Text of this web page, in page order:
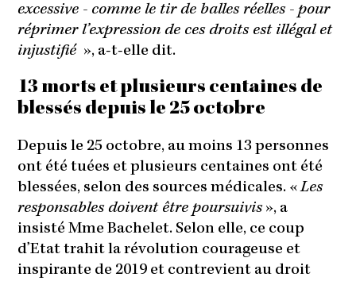
excessive - comme le tir de balles réelles - pour
réprimer l’expression de ces droits est illégal et
injustifié », a-t-elle dit.
13 morts et plusieurs centaines de
blessés depuis le 25 octobre
Depuis le 25 octobre, au moins 13 personnes
ont été tuées et plusieurs centaines ont été
blessées, selon des sources médicales. «Les
responsables doivent être poursuivis», a
insisté Mme Bachelet. Selon elle, ce coup
d’Etat trahit la révolution courageuse et
inspirante de 2019 et contrevient au droit